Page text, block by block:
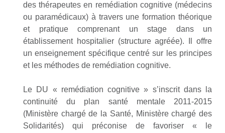
des thérapeutes en remédiation cognitive (médecins
ou paramédicaux) à travers une formation théorique
et pratique comprenant un stage dans un
établissement hospitalier (structure agréée). Il offre
un enseignement spécifique centré sur les principes
et les méthodes de remédiation cognitive.
Le DU « remédiation cognitive » s’inscrit dans la
continuité du plan santé mentale 2011-2015
(Ministère chargé de la Santé, Ministère chargé des
Solidarités) qui préconise de favoriser « le